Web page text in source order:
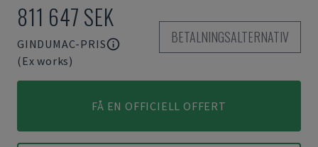
811 647 SEK
GINDUMAC-PRIS
(Ex works)
BETALNINGSALTERNATIV
FÅ EN OFFICIELL OFFERT